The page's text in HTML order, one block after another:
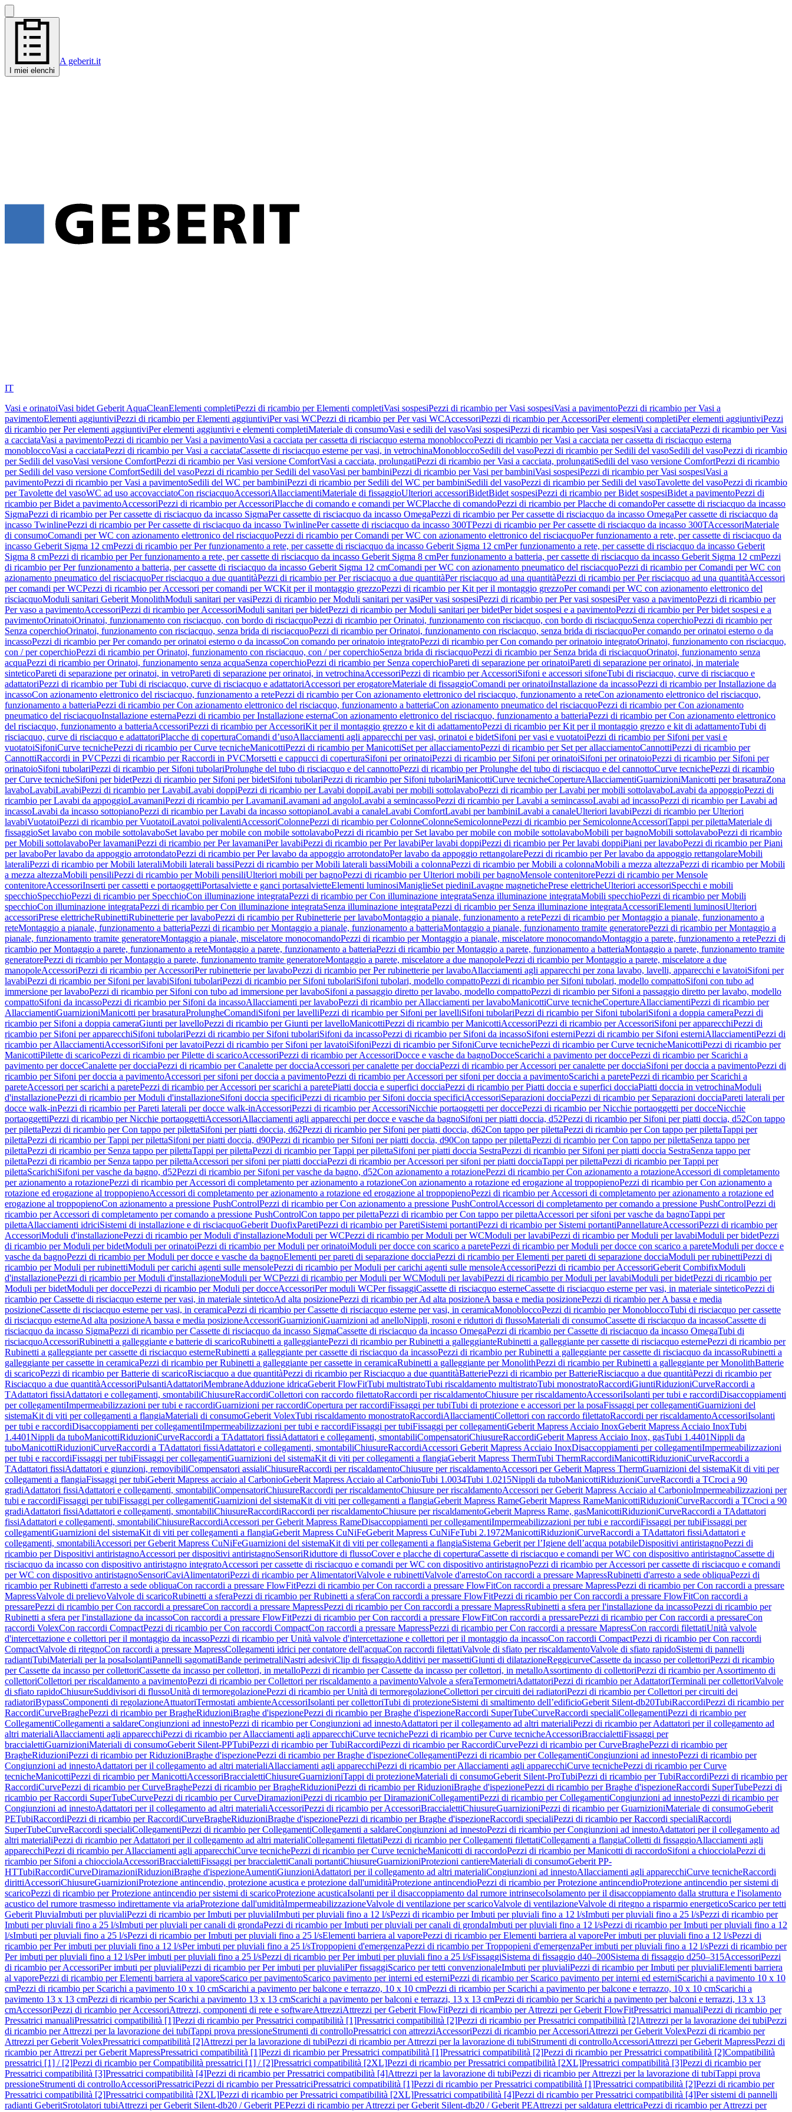
I miei elenchi
A geberit.it
IT
Vasi e orinatoiVasi bidet Geberit AquaCleanElementi completiPezzi di ricambio per Elementi completiVasi sospesiPezzi di ricambio per Vasi sospesiVasi a pavimentoPezzi di ricambio per Vasi a
pavimentoElementi aggiuntiviPezzi di ricambio per Elementi aggiuntiviPer vasi WCPezzi di ricambio per Per vasi WCAccessoriPezzi di ricambio per AccessoriPer elementi completiPer elementi aggiuntiviPezzi
di ricambio per Per elementi aggiuntiviPer elementi aggiuntivi e elementi completiMateriale di consumoVasi e sedili del vasoVasi sospesiPezzi di ricambio per Vasi sospesiVasi a cacciataPezzi di ricambio per Vasi
a cacciataVasi a pavimentoPezzi di ricambio per Vasi a pavimentoVasi a cacciata per cassetta di risciacquo esterna monobloccoPezzi di ricambio per Vasi a cacciata per cassetta di risciacquo esterna
monobloccoVasi a cacciataPezzi di ricambio per Vasi a cacciataCassette di risciacquo esterne per vasi, in vetrochinaMonobloccoSedili del vasoPezzi di ricambio per Sedili del vasoSedili del vasoPezzi di ricambio
per Sedili del vasoVasi versione ComfortPezzi di ricambio per Vasi versione ComfortVasi a cacciata, prolungatiPezzi di ricambio per Vasi a cacciata, prolungatiSedili del vaso versione ComfortPezzi di ricambio
per Sedili del vaso versione ComfortSedili del vasoPezzi di ricambio per Sedili del vasoVasi per bambiniPezzi di ricambio per Vasi per bambiniVasi sospesiPezzi di ricambio per Vasi sospesiVasi a
pavimentoPezzi di ricambio per Vasi a pavimentoSedili del WC per bambiniPezzi di ricambio per Sedili del WC per bambiniSedili del vasoPezzi di ricambio per Sedili del vasoTavolette del vasoPezzi di ricambio
per Tavolette del vasoWC ad uso accovacciatoCon risciacquoAccessoriAllacciamentiMateriale di fissaggioUlteriori accessoriBidetBidet sospesiPezzi di ricambio per Bidet sospesiBidet a pavimentoPezzi di
ricambio per Bidet a pavimentoAccessoriPezzi di ricambio per AccessoriPlacche di comando e comandi per WCPlacche di comandoPezzi di ricambio per Placche di comandoPer cassette di risciacquo da incasso
SigmaPezzi di ricambio per Per cassette di risciacquo da incasso SigmaPer cassette di risciacquo da incasso OmegaPezzi di ricambio per Per cassette di risciacquo da incasso OmegaPer cassette di risciacquo da
incasso TwinlinePezzi di ricambio per Per cassette di risciacquo da incasso TwinlinePer cassette di risciacquo da incasso 300TPezzi di ricambio per Per cassette di risciacquo da incasso 300TAccessoriMateriale
di consumoComandi per WC con azionamento elettronico del risciacquoPezzi di ricambio per Comandi per WC con azionamento elettronico del risciacquoPer funzionamento a rete, per cassette di risciacquo da
incasso Geberit Sigma 12 cmPezzi di ricambio per Per funzionamento a rete, per cassette di risciacquo da incasso Geberit Sigma 12 cmPer funzionamento a rete, per cassette di risciacquo da incasso Geberit
Sigma 8 cmPezzi di ricambio per Per funzionamento a rete, per cassette di risciacquo da incasso Geberit Sigma 8 cmPer funzionamento a batteria, per cassette di risciacquo da incasso Geberit Sigma 12 cmPezzi
di ricambio per Per funzionamento a batteria, per cassette di risciacquo da incasso Geberit Sigma 12 cmComandi per WC con azionamento pneumatico del risciacquoPezzi di ricambio per Comandi per WC con
azionamento pneumatico del risciacquoPer risciacquo a due quantitàPezzi di ricambio per Per risciacquo a due quantitàPer risciacquo ad una quantitàPezzi di ricambio per Per risciacquo ad una quantitàAccessori
per comandi per WCPezzi di ricambio per Accessori per comandi per WCKit per il montaggio grezzoPezzi di ricambio per Kit per il montaggio grezzoPer comandi per WC con azionamento elettronico del
risciacquoModuli sanitari Geberit MonolithModuli sanitari per vasiPezzi di ricambio per Moduli sanitari per vasiPer vasi sospesiPezzi di ricambio per Per vasi sospesiPer vaso a pavimentoPezzi di ricambio per
Per vaso a pavimentoAccessoriPezzi di ricambio per AccessoriModuli sanitari per bidetPezzi di ricambio per Moduli sanitari per bidetPer bidet sospesi e a pavimentoPezzi di ricambio per Per bidet sospesi e a
pavimentoOrinatoiOrinatoi, funzionamento con risciacquo, con bordo di risciacquoPezzi di ricambio per Orinatoi, funzionamento con risciacquo, con bordo di risciacquoSenza coperchioPezzi di ricambio per
Senza coperchioOrinatoi, funzionamento con risciacquo, senza brida di risciacquoPezzi di ricambio per Orinatoi, funzionamento con risciacquo, senza brida di risciacquoPer comando per orinatoi esterno o da
incassoPezzi di ricambio per Per comando per orinatoi esterno o da incassoCon comando per orinatoio integratoPezzi di ricambio per Con comando per orinatoio integratoOrinatoi, funzionamento con risciacquo,
con / per coperchioPezzi di ricambio per Orinatoi, funzionamento con risciacquo, con / per coperchioSenza brida di risciacquoPezzi di ricambio per Senza brida di risciacquoOrinatoi, funzionamento senza
acquaPezzi di ricambio per Orinatoi, funzionamento senza acquaSenza coperchioPezzi di ricambio per Senza coperchioPareti di separazione per orinatoiPareti di separazione per orinatoi, in materiale
sinteticoPareti di separazione per orinatoi, in vetroPareti di separazione per orinatoi, in vetrochinaAccessoriPezzi di ricambio per AccessoriSifoni e accessori sifoneTubi di risciacquo, curve di risciacquo e
adattatoriPezzi di ricambio per Tubi di risciacquo, curve di risciacquo e adattatoriAccessori per erogatoreMateriale di fissaggioComandi per orinatoiInstallazione da incassoPezzi di ricambio per Installazione da
incassoCon azionamento elettronico del risciacquo, funzionamento a retePezzi di ricambio per Con azionamento elettronico del risciacquo, funzionamento a reteCon azionamento elettronico del risciacquo,
funzionamento a batteriaPezzi di ricambio per Con azionamento elettronico del risciacquo, funzionamento a batteriaCon azionamento pneumatico del risciacquoPezzi di ricambio per Con azionamento
pneumatico del risciacquoInstallazione esternaPezzi di ricambio per Installazione esternaCon azionamento elettronico del risciacquo, funzionamento a batteriaPezzi di ricambio per Con azionamento elettronico
del risciacquo, funzionamento a batteriaAccessoriPezzi di ricambio per AccessoriKit per il montaggio grezzo e kit di adattamentoPezzi di ricambio per Kit per il montaggio grezzo e kit di adattamentoTubi di
risciacquo, curve di risciacquo e adattatoriPlacche di coperturaComandi d’usoAllacciamenti agli apparecchi per vasi, orinatoi e bidetSifoni per vasi e vuotatoiPezzi di ricambio per Sifoni per vasi e
vuotatoiSifoniCurve tecnichePezzi di ricambio per Curve tecnicheManicottiPezzi di ricambio per ManicottiSet per allacciamentoPezzi di ricambio per Set per allacciamentoCannottiPezzi di ricambio per
CannottiRaccordi in PVCPezzi di ricambio per Raccordi in PVCMorsetti e cappucci di coperturaSifoni per orinatoiPezzi di ricambio per Sifoni per orinatoiSifoni per orinatoioPezzi di ricambio per Sifoni per
orinatoioSifoni tubolariPezzi di ricambio per Sifoni tubolariProlunghe del tubo di risciacquo e del cannottoPezzi di ricambio per Prolunghe del tubo di risciacquo e del cannottoCurve tecnichePezzi di ricambio
per Curve tecnicheSifoni per bidetPezzi di ricambio per Sifoni per bidetSifoni tubolariPezzi di ricambio per Sifoni tubolariManicottiCurve tecnicheCopertureAllacciamentiGuarnizioniManicotti per brasaturaZona
lavaboLavabiLavabiPezzi di ricambio per LavabiLavabi doppiPezzi di ricambio per Lavabi doppiLavabi per mobili sottolavaboPezzi di ricambio per Lavabi per mobili sottolavaboLavabi da appoggioPezzi di
ricambio per Lavabi da appoggioLavamaniPezzi di ricambio per LavamaniLavamani ad angoloLavabi a semincassoPezzi di ricambio per Lavabi a semincassoLavabi ad incassoPezzi di ricambio per Lavabi ad
incassoLavabi da incasso sottopianoPezzi di ricambio per Lavabi da incasso sottopianoLavabi a canaleLavabi ComfortLavabi per bambiniLavabi a canaleUlteriori lavabiPezzi di ricambio per Ulteriori
lavabiVuotatoiPezzi di ricambio per VuotatoiLavatoi polivalentiAccessoriColonnePezzi di ricambio per ColonneColonneSemicolonnePezzi di ricambio per SemicolonneAccessoriTappi per pilettaMateriale di
fissaggioSet lavabo con mobile sottolavaboSet lavabo per mobile con mobile sottolavaboPezzi di ricambio per Set lavabo per mobile con mobile sottolavaboMobili per bagnoMobili sottolavaboPezzi di ricambio
per Mobili sottolavaboPer lavamaniPezzi di ricambio per Per lavamaniPer lavabiPezzi di ricambio per Per lavabiPer lavabi doppiPezzi di ricambio per Per lavabi doppiPiani per lavaboPezzi di ricambio per Piani
per lavaboPer lavabo da appoggio arrotondatoPezzi di ricambio per Per lavabo da appoggio arrotondatoPer lavabo da appoggio rettangolarePezzi di ricambio per Per lavabo da appoggio rettangolareMobili
lateraliPezzi di ricambio per Mobili lateraliMobili laterali bassiPezzi di ricambio per Mobili laterali bassiMobili a colonnaPezzi di ricambio per Mobili a colonnaMobili a mezza altezzaPezzi di ricambio per Mobili
a mezza altezzaMobili pensiliPezzi di ricambio per Mobili pensiliUlteriori mobili per bagnoPezzi di ricambio per Ulteriori mobili per bagnoMensole contenitorePezzi di ricambio per Mensole
contenitoreAccessoriInserti per cassetti e portaoggettiPortasalviette e ganci portasalvietteElementi luminosiManiglieSet piediniLavagne magnetichePrese elettricheUlteriori accessoriSpecchi e mobili
specchioSpecchioPezzi di ricambio per SpecchioCon illuminazione integrataPezzi di ricambio per Con illuminazione integrataSenza illuminazione integrataMobili specchioPezzi di ricambio per Mobili
specchioCon illuminazione integrataPezzi di ricambio per Con illuminazione integrataSenza illuminazione integrataPezzi di ricambio per Senza illuminazione integrataAccessoriElementi luminosiUlteriori
accessoriPrese elettricheRubinettiRubinetterie per lavaboPezzi di ricambio per Rubinetterie per lavaboMontaggio a pianale, funzionamento a retePezzi di ricambio per Montaggio a pianale, funzionamento a
reteMontaggio a pianale, funzionamento a batteriaPezzi di ricambio per Montaggio a pianale, funzionamento a batteriaMontaggio a pianale, funzionamento tramite generatorePezzi di ricambio per Montaggio a
pianale, funzionamento tramite generatoreMontaggio a pianale, miscelatore monocomandoPezzi di ricambio per Montaggio a pianale, miscelatore monocomandoMontaggio a parete, funzionamento a retePezzi di
ricambio per Montaggio a parete, funzionamento a reteMontaggio a parete, funzionamento a batteriaPezzi di ricambio per Montaggio a parete, funzionamento a batteriaMontaggio a parete, funzionamento tramite
generatorePezzi di ricambio per Montaggio a parete, funzionamento tramite generatoreMontaggio a parete, miscelatore a due manopolePezzi di ricambio per Montaggio a parete, miscelatore a due
manopoleAccessoriPezzi di ricambio per AccessoriPer rubinetterie per lavaboPezzi di ricambio per Per rubinetterie per lavaboAllacciamenti agli apparecchi per zona lavabo, lavelli, apparecchi e lavatoiSifoni per
lavabiPezzi di ricambio per Sifoni per lavabiSifoni tubolariPezzi di ricambio per Sifoni tubolariSifoni tubolari, modello compattoPezzi di ricambio per Sifoni tubolari, modello compattoSifoni con tubo ad
immersione per lavaboPezzi di ricambio per Sifoni con tubo ad immersione per lavaboSifoni a passaggio diretto per lavabo, modello compattoPezzi di ricambio per Sifoni a passaggio diretto per lavabo, modello
compattoSifoni da incassoPezzi di ricambio per Sifoni da incassoAllacciamenti per lavaboPezzi di ricambio per Allacciamenti per lavaboManicottiCurve tecnicheCopertureAllacciamentiPezzi di ricambio per
AllacciamentiGuarnizioniManicotti per brasaturaProlungheComandiSifoni per lavelliPezzi di ricambio per Sifoni per lavelliSifoni tubolariPezzi di ricambio per Sifoni tubolariSifoni a doppia cameraPezzi di
ricambio per Sifoni a doppia cameraGiunti per lavelloPezzi di ricambio per Giunti per lavelloManicottiPezzi di ricambio per ManicottiAccessoriPezzi di ricambio per AccessoriSifoni per apparecchiPezzi di
ricambio per Sifoni per apparecchiSifoni tubolariPezzi di ricambio per Sifoni tubolariSifoni da incassoPezzi di ricambio per Sifoni da incassoSifoni esterniPezzi di ricambio per Sifoni esterniAllacciamentiPezzi di
ricambio per AllacciamentiAccessoriSifoni per lavatoiPezzi di ricambio per Sifoni per lavatoiSifoniPezzi di ricambio per SifoniCurve tecnichePezzi di ricambio per Curve tecnicheManicottiPezzi di ricambio per
ManicottiPilette di scaricoPezzi di ricambio per Pilette di scaricoAccessoriPezzi di ricambio per AccessoriDocce e vasche da bagnoDocceScarichi a pavimento per doccePezzi di ricambio per Scarichi a
pavimento per docceCanalette per docciaPezzi di ricambio per Canalette per docciaAccessori per canalette per docciaPezzi di ricambio per Accessori per canalette per docciaSifoni per doccia a pavimentoPezzi di
ricambio per Sifoni per doccia a pavimentoAccessori per sifoni per doccia a pavimentoPezzi di ricambio per Accessori per sifoni per doccia a pavimentoScarichi a paretePezzi di ricambio per Scarichi a
pareteAccessori per scarichi a paretePezzi di ricambio per Accessori per scarichi a paretePiatti doccia e superfici docciaPezzi di ricambio per Piatti doccia e superfici docciaPiatti doccia in vetrochinaModuli
d'installazionePezzi di ricambio per Moduli d'installazioneSifoni doccia specificiPezzi di ricambio per Sifoni doccia specificiAccessoriSeparazioni docciaPezzi di ricambio per Separazioni docciaPareti laterali per
docce walk-inPezzi di ricambio per Pareti laterali per docce walk-inAccessoriPezzi di ricambio per AccessoriNicchie portaoggetti per doccePezzi di ricambio per Nicchie portaoggetti per docceNicchie
portaoggettiPezzi di ricambio per Nicchie portaoggettiAccessoriAllacciamenti agli apparecchi per docce e vasche da bagnoSifoni per piatti doccia, d52Pezzi di ricambio per Sifoni per piatti doccia, d52Con tappo
per pilettaPezzi di ricambio per Con tappo per pilettaSifoni per piatti doccia, d62Pezzi di ricambio per Sifoni per piatti doccia, d62Con tappo per pilettaPezzi di ricambio per Con tappo per pilettaTappi per
pilettaPezzi di ricambio per Tappi per pilettaSifoni per piatti doccia, d90Pezzi di ricambio per Sifoni per piatti doccia, d90Con tappo per pilettaPezzi di ricambio per Con tappo per pilettaSenza tappo per
pilettaPezzi di ricambio per Senza tappo per pilettaTappi per pilettaPezzi di ricambio per Tappi per pilettaSifoni per piatti doccia SestraPezzi di ricambio per Sifoni per piatti doccia SestraSenza tappo per
pilettaPezzi di ricambio per Senza tappo per pilettaAccessori per sifoni per piatti docciaPezzi di ricambio per Accessori per sifoni per piatti docciaTappi per pilettaPezzi di ricambio per Tappi per
pilettaScarichiSifoni per vasche da bagno, d52Pezzi di ricambio per Sifoni per vasche da bagno, d52Con azionamento a rotazionePezzi di ricambio per Con azionamento a rotazioneAccessori di completamento
per azionamento a rotazionePezzi di ricambio per Accessori di completamento per azionamento a rotazioneCon azionamento a rotazione ed erogazione al troppopienoPezzi di ricambio per Con azionamento a
rotazione ed erogazione al troppopienoAccessori di completamento per azionamento a rotazione ed erogazione al troppopienoPezzi di ricambio per Accessori di completamento per azionamento a rotazione ed
erogazione al troppopienoCon azionamento a pressione PushControlPezzi di ricambio per Con azionamento a pressione PushControlAccessori di completamento per comando a pressione PushControlPezzi di
ricambio per Accessori di completamento per comando a pressione PushControlCon tappo per pilettaPezzi di ricambio per Con tappo per pilettaAccessori per sifoni per vasche da bagnoTappi per
pilettaAllacciamenti idriciSistemi di installazione e di risciacquoGeberit DuofixParetiPezzi di ricambio per ParetiSistemi portantiPezzi di ricambio per Sistemi portantiPannellatureAccessoriPezzi di ricambio per
AccessoriModuli d'installazionePezzi di ricambio per Moduli d'installazioneModuli per WCPezzi di ricambio per Moduli per WCModuli per lavabiPezzi di ricambio per Moduli per lavabiModuli per bidetPezzi
di ricambio per Moduli per bidetModuli per orinatoiPezzi di ricambio per Moduli per orinatoiModuli per docce con scarico a paretePezzi di ricambio per Moduli per docce con scarico a pareteModuli per docce e
vasche da bagnoPezzi di ricambio per Moduli per docce e vasche da bagnoElementi per pareti di separazione docciaPezzi di ricambio per Elementi per pareti di separazione docciaModuli per rubinettiPezzi di
ricambio per Moduli per rubinettiModuli per carichi agenti sulle mensolePezzi di ricambio per Moduli per carichi agenti sulle mensoleAccessoriPezzi di ricambio per AccessoriGeberit CombifixModuli
d'installazionePezzi di ricambio per Moduli d'installazioneModuli per WCPezzi di ricambio per Moduli per WCModuli per lavabiPezzi di ricambio per Moduli per lavabiModuli per bidetPezzi di ricambio per
Moduli per bidetModuli per doccePezzi di ricambio per Moduli per docceAccessoriPer moduli WCPer fissaggiCassette di risciacquo esterneCassette di risciacquo esterne per vasi, in materiale sinteticoPezzi di
ricambio per Cassette di risciacquo esterne per vasi, in materiale sinteticoAd alta posizionePezzi di ricambio per Ad alta posizioneA bassa e media posizionePezzi di ricambio per A bassa e media
posizioneCassette di risciacquo esterne per vasi, in ceramicaPezzi di ricambio per Cassette di risciacquo esterne per vasi, in ceramicaMonobloccoPezzi di ricambio per MonobloccoTubi di risciacquo per cassette
di risciacquo esterneAd alta posizioneA bassa e media posizioneAccessoriGuarnizioniGuarnizioni ad anelloNippli, rosoni e riduttori di flussoMateriali di consumoCassette di risciacquo da incassoCassette di
risciacquo da incasso SigmaPezzi di ricambio per Cassette di risciacquo da incasso SigmaCassette di risciacquo da incasso OmegaPezzi di ricambio per Cassette di risciacquo da incasso OmegaTubi di
risciacquoAccessoriRubinetti a galleggiante e batterie di scaricoRubinetti a galleggiantePezzi di ricambio per Rubinetti a galleggianteRubinetti a galleggiante per cassette di risciacquo esternePezzi di ricambio per
Rubinetti a galleggiante per cassette di risciacquo esterneRubinetti a galleggiante per cassette di risciacquo da incassoPezzi di ricambio per Rubinetti a galleggiante per cassette di risciacquo da incassoRubinetti a
galleggiante per cassette in ceramicaPezzi di ricambio per Rubinetti a galleggiante per cassette in ceramicaRubinetti a galleggiante per MonolithPezzi di ricambio per Rubinetti a galleggiante per MonolithBatterie
di scaricoPezzi di ricambio per Batterie di scaricoRisciacquo a due quantitàPezzi di ricambio per Risciacquo a due quantitàBatteriePezzi di ricambio per BatterieRisciacquo a due quantitàPezzi di ricambio per
Risciacquo a due quantitàAccessoriPulsantiAdattatoriMembraneAdduzione idricaGeberit FlowFitTubi multistratoTubi riscaldamento multistratoTubi monostratoRaccordiGiuntiRiduzioniCurveRaccordi a
TAdattatori fissiAdattatori e collegamenti, smontabiliChiusureRaccordiCollettori con raccordo filettatoRaccordi per riscaldamentoChiusure per riscaldamentoAccessoriIsolanti per tubi e raccordiDisaccoppiamenti
per collegamentiImpermeabilizzazioni per tubi e raccordiGuarnizioni per raccordiCopertura per raccordiFissaggi per tubiTubi di protezione e accessori per la posaFissaggi per collegamentiGuarnizioni del
sistemaKit di viti per collegamenti a flangiaMateriali di consumoGeberit VolexTubi riscaldamento monostratoRaccordiAllacciamentiCollettori con raccordo filettatoRaccordi per riscaldamentoAccessoriIsolanti
per tubi e raccordiDisaccoppiamenti per collegamentiImpermeabilizzazioni per tubi e raccordiFissaggi per tubiFissaggi per collegamentiGeberit Mapress Acciaio InoxGeberit Mapress Acciaio InoxTubi
1.4401Nippli da tuboManicottiRiduzioniCurveRaccordi a TAdattatori fissiAdattatori e collegamenti, smontabiliCompensatoriChiusureRaccordiGeberit Mapress Acciaio Inox, gasTubi 1.4401Nippli da
tuboManicottiRiduzioniCurveRaccordi a TAdattatori fissiAdattatori e collegamenti, smontabiliChiusureRaccordiAccessori Geberit Mapress Acciaio InoxDisaccoppiamenti per collegamentiImpermeabilizzazioni
per tubi e raccordiFissaggi per tubiFissaggi per collegamentiGuarnizioni del sistemaKit di viti per collegamenti a flangiaGeberit Mapress ThermTubi ThermRaccordiManicottiRiduzioniCurveRaccordi a
TAdattatori fissiAdattatori e giunzioni, removibiliCompensatori assialiChiusureRaccordi per riscaldamentoChiusure per riscaldamentoAccessori per Geberit Mapress ThermGuarnizioni del sistemaKit di viti per
collegamenti a flangiaFissaggi per tubiGeberit Mapress acciaio al CarbonioGeberit Mapress Acciaio al CarbonioTubi 1.0034Tubi 1.0215Nippli da tuboManicottiRiduzioniCurveRaccordi a TCroci a 90
gradiAdattatori fissiAdattatori e collegamenti, smontabiliCompensatoriChiusureRaccordi per riscaldamentoChiusure per riscaldamentoAccessori per Geberit Mapress Acciaio al CarbonioImpermeabilizzazioni per
tubi e raccordiFissaggi per tubiFissaggi per collegamentiGuarnizioni del sistemaKit di viti per collegamenti a flangiaGeberit Mapress RameGeberit Mapress RameManicottiRiduzioniCurveRaccordi a TCroci a 90
gradiAdattatori fissiAdattatori e collegamenti, smontabiliChiusureRaccordiRaccordi per riscaldamentoChiusure per riscaldamentoGeberit Mapress Rame, gasManicottiRiduzioniCurveRaccordi a TAdattatori
fissiAdattatori e collegamenti, smontabiliChiusureRaccordiAccessori per Geberit Mapress RameDisaccoppiamenti per collegamentiImpermeabilizzazioni per tubi e raccordiFissaggi per tubiFissaggi per
collegamentiGuarnizioni del sistemaKit di viti per collegamenti a flangiaGeberit Mapress CuNiFeGeberit Mapress CuNiFeTubi 2.1972ManicottiRiduzioniCurveRaccordi a TAdattatori fissiAdattatori e
collegamenti, smontabiliAccessori per Geberit Mapress CuNiFeGuarnizioni del sistemaKit di viti per collegamenti a flangiaSistema Geberit per l’Igiene dell’acqua potabileDispositivi antiristagnoPezzi di
ricambio per Dispositivi antiristagnoAccessori per dispositivi antiristagnoSensoriRiduttore di flussoCover e placche di coperturaCassette di risciacquo e comandi per WC con dispositivo antiristagnoCassette di
risciacquo da incasso con dispositivo antiristagno integratoAccessori per cassette di risciacquo e comandi per WC con dispositivo antiristagnoPezzi di ricambio per Accessori per cassette di risciacquo e comandi
per WC con dispositivo antiristagnoSensoriCaviAlimentatoriPezzi di ricambio per AlimentatoriValvole e rubinettiValvole d'arrestoCon raccordi a pressare MapressRubinetti d'arresto a sede obliquaPezzi di
ricambio per Rubinetti d'arresto a sede obliquaCon raccordi a pressare FlowFitPezzi di ricambio per Con raccordi a pressare FlowFitCon raccordi a pressare MapressPezzi di ricambio per Con raccordi a pressare
MapressValvole di prelievoValvole di scaricoRubinetti a sferaPezzi di ricambio per Rubinetti a sferaCon raccordi a pressare FlowFitPezzi di ricambio per Con raccordi a pressare FlowFitCon raccordi a
pressarePezzi di ricambio per Con raccordi a pressareCon raccordi a pressare MapressPezzi di ricambio per Con raccordi a pressare MapressRubinetti a sfera per l'installazione da incassoPezzi di ricambio per
Rubinetti a sfera per l'installazione da incassoCon raccordi a pressare FlowFitPezzi di ricambio per Con raccordi a pressare FlowFitCon raccordi a pressarePezzi di ricambio per Con raccordi a pressareCon
raccordi VolexCon raccordi CompactPezzi di ricambio per Con raccordi CompactCon raccordi a pressare MapressPezzi di ricambio per Con raccordi a pressare MapressCon raccordi filettatiUnità valvole
d'intercettazione e collettori per il montaggio da incassoPezzi di ricambio per Unità valvole d'intercettazione e collettori per il montaggio da incassoCon raccordi CompactPezzi di ricambio per Con raccordi
CompactValvole di ritegnoCon raccordi a pressare MapressCollegamenti idrici per contatore dell'acquaCon raccordi filettatiValvole di sfiato per riscaldamentoValvole di sfiato rapidoSistemi di pannelli
radiantiTubiMateriali per la posaIsolantiPannelli sagomatiBande perimetraliNastri adesiviClip di fissaggioAdditivi per massettiGiunti di dilatazioneReggicurveCassette da incasso per collettoriPezzi di ricambio
per Cassette da incasso per collettoriCassette da incasso per collettori, in metalloPezzi di ricambio per Cassette da incasso per collettori, in metalloAssortimento di collettoriPezzi di ricambio per Assortimento di
collettoriCollettori per riscaldamento a pavimentoPezzi di ricambio per Collettori per riscaldamento a pavimentoValvole a sferaTermometriAdattatoriPezzi di ricambio per AdattatoriTerminali per collettoriValvole
di sfiato rapidoChiusureSuddivisori di flussoUnità di termoregolazionePezzi di ricambio per Unità di termoregolazioneCollettori per circuiti dei radiatoriPezzi di ricambio per Collettori per circuiti dei
radiatoriBypassComponenti di regolazioneAttuatoriTermostati ambienteAccessoriIsolanti per collettoriTubi di protezioneSistemi di smaltimento dell’edificioGeberit Silent-db20TubiRaccordiPezzi di ricambio per
RaccordiCurveBraghePezzi di ricambio per BragheRiduzioniBraghe d'ispezionePezzi di ricambio per Braghe d'ispezioneRaccordi SuperTubeCurveRaccordi specialiCollegamentiPezzi di ricambio per
CollegamentiCollegamenti a saldareCongiunzioni ad innestoPezzi di ricambio per Congiunzioni ad innestoAdattatori per il collegamento ad altri materialiPezzi di ricambio per Adattatori per il collegamento ad
altri materialiAllacciamenti agli apparecchiPezzi di ricambio per Allacciamenti agli apparecchiCurve tecnichePezzi di ricambio per Curve tecnicheAccessoriBraccialettiFissaggi per
braccialettiGuarnizioniMateriali di consumoGeberit Silent-PPTubiPezzi di ricambio per TubiRaccordiPezzi di ricambio per RaccordiCurvePezzi di ricambio per CurveBraghePezzi di ricambio per
BragheRiduzioniPezzi di ricambio per RiduzioniBraghe d'ispezionePezzi di ricambio per Braghe d'ispezioneCollegamentiPezzi di ricambio per CollegamentiCongiunzioni ad innestoPezzi di ricambio per
Congiunzioni ad innestoAdattatori per il collegamento ad altri materialiAllacciamenti agli apparecchiPezzi di ricambio per Allacciamenti agli apparecchiCurve tecnichePezzi di ricambio per Curve
tecnicheManicottiPezzi di ricambio per ManicottiAccessoriBraccialettiChiusureGuarnizioniTappi di protezioneMateriali di consumoGeberit Silent-ProTubiPezzi di ricambio per TubiRaccordiPezzi di ricambio per
RaccordiCurvePezzi di ricambio per CurveBraghePezzi di ricambio per BragheRiduzioniPezzi di ricambio per RiduzioniBraghe d'ispezionePezzi di ricambio per Braghe d'ispezioneRaccordi SuperTubePezzi di
ricambio per Raccordi SuperTubeCurvePezzi di ricambio per CurveDiramazioniPezzi di ricambio per DiramazioniCollegamentiPezzi di ricambio per CollegamentiCongiunzioni ad innestoPezzi di ricambio per
Congiunzioni ad innestoAdattatori per il collegamento ad altri materialiAccessoriPezzi di ricambio per AccessoriBraccialettiChiusureGuarnizioniPezzi di ricambio per GuarnizioniMateriale di consumoGeberit
PETubiRaccordiPezzi di ricambio per RaccordiCurveBragheRiduzioniBraghe d'ispezionePezzi di ricambio per Braghe d'ispezioneRaccordi specialiPezzi di ricambio per Raccordi specialiRaccordi
SuperTubeCurveRaccordi specialiCollegamentiPezzi di ricambio per CollegamentiCollegamenti a saldareCongiunzioni ad innestoPezzi di ricambio per Congiunzioni ad innestoAdattatori per il collegamento ad
altri materialiPezzi di ricambio per Adattatori per il collegamento ad altri materialiCollegamenti filettatiPezzi di ricambio per Collegamenti filettatiCollegamenti a flangiaColletti di fissaggioAllacciamenti agli
apparecchiPezzi di ricambio per Allacciamenti agli apparecchiCurve tecnichePezzi di ricambio per Curve tecnicheManicotti di raccordoPezzi di ricambio per Manicotti di raccordoSifoni a chiocciolaPezzi di
ricambio per Sifoni a chiocciolaAccessoriBraccialettiFissaggi per braccialettiCanali portantiChiusureGuarnizioniProtezioni cantiereMateriali di consumoGeberit PP-
HTTubiRaccordiCurveDiramazioniRiduzioniBraghe d'ispezioneAumentiGiunzioniAdattatori per il collegamento ad altri materialiCongiunzioni ad innestoAllacciamenti agli apparecchiCurve tecnicheRaccordi
dirittiAccessoriChiusureGuarnizioniProtezione antincendio, protezione acustica e protezione dall'umiditàProtezione antincendioPezzi di ricambio per Protezione antincendioProtezione antincendio per sistemi di
scaricoPezzi di ricambio per Protezione antincendio per sistemi di scaricoProtezione acusticaIsolanti per il disaccoppiamento dal rumore intrinsecoIsolamento per il disaccoppiamento dalla struttura e l'isolamento
acustico del rumore trasmesso indirettamente via ariaProtezione dall'umiditàImpermeabilizzazioneValvole di ventilazione per scaricoValvole di ventilazioneValvole di ritegno a risparmio energeticoScarico per tetti
Geberit PluviaImbuti per pluvialiPezzi di ricambio per Imbuti per pluvialiImbuti per pluviali fino a 12 l/sPezzi di ricambio per Imbuti per pluviali fino a 12 l/sImbuti per pluviali fino a 25 l/sPezzi di ricambio per
Imbuti per pluviali fino a 25 l/sImbuti per pluviali per canali di grondaPezzi di ricambio per Imbuti per pluviali per canali di grondaImbuti per pluviali fino a 12 l/sPezzi di ricambio per Imbuti per pluviali fino a 12
l/sImbuti per pluviali fino a 25 l/sPezzi di ricambio per Imbuti per pluviali fino a 25 l/sElementi barriera al vaporePezzi di ricambio per Elementi barriera al vaporePer imbuti per pluviali fino a 12 l/sPezzi di
ricambio per Per imbuti per pluviali fino a 12 l/sPer imbuti per pluviali fino a 25 l/sTroppopieni d'emergenzaPezzi di ricambio per Troppopieni d'emergenzaPer imbuti per pluviali fino a 12 l/sPezzi di ricambio per
Per imbuti per pluviali fino a 12 l/sPer imbuti per pluviali fino a 25 l/sPezzi di ricambio per Per imbuti per pluviali fino a 25 l/sFissaggiSistema di fissaggio d40–200Sistema di fissaggio d250–315AccessoriPezzi
di ricambio per AccessoriPer imbuti per pluvialiPezzi di ricambio per Per imbuti per pluvialiPer fissaggiScarico per tetti convenzionaleImbuti per pluvialiPezzi di ricambio per Imbuti per pluvialiElementi barriera
al vaporePezzi di ricambio per Elementi barriera al vaporeScarico per pavimentoScarico pavimento per interni ed esterniPezzi di ricambio per Scarico pavimento per interni ed esterniScarichi a pavimento 10 x 10
cmPezzi di ricambio per Scarichi a pavimento 10 x 10 cmScarichi a pavimento per balcone e terrazzo, 10 x 10 cmPezzi di ricambio per Scarichi a pavimento per balcone e terrazzo, 10 x 10 cmScarichi a
pavimento 13 x 13 cmPezzi di ricambio per Scarichi a pavimento 13 x 13 cmScarichi a pavimento per balconi e terrazzi, 13 x 13 cmPezzi di ricambio per Scarichi a pavimento per balconi e terrazzi, 13 x 13
cmAccessoriPezzi di ricambio per AccessoriAttrezzi, componenti di rete e softwareAttrezziAttrezzi per Geberit FlowFitPezzi di ricambio per Attrezzi per Geberit FlowFitPressatrici manualiPezzi di ricambio per
Pressatrici manualiPressatrici compatibilità [1]Pezzi di ricambio per Pressatrici compatibilità [1]Pressatrici compatibilità [2]Pezzi di ricambio per Pressatrici compatibilità [2]Attrezzi per la lavorazione dei tubiPezzi
di ricambio per Attrezzi per la lavorazione dei tubiTappi prova pressioneStrumenti di controlloPressatrici con attrezziAccessoriPezzi di ricambio per AccessoriAttrezzi per Geberit VolexPezzi di ricambio per
Attrezzi per Geberit VolexPressatrici compatibilità [2]Attrezzi per la lavorazione di tubiPezzi di ricambio per Attrezzi per la lavorazione di tubiStrumenti di controlloAccessoriAttrezzi per Geberit MapressPezzi di
ricambio per Attrezzi per Geberit MapressPressatrici compatibilità [1]Pezzi di ricambio per Pressatrici compatibilità [1]Pressatrici compatibilità [2]Pezzi di ricambio per Pressatrici compatibilità [2]Compatibilità
pressatrici [1] / [2]Pezzi di ricambio per Compatibilità pressatrici [1] / [2]Pressatrici compatibilità [2XL]Pezzi di ricambio per Pressatrici compatibilità [2XL]Pressatrici compatibilità [3]Pezzi di ricambio per
Pressatrici compatibilità [3]Pressatrici compatibilità [4]Pezzi di ricambio per Pressatrici compatibilità [4]Attrezzi per la lavorazione di tubiPezzi di ricambio per Attrezzi per la lavorazione di tubiTappi prova
pressioneStrumenti di controlloAccessoriPressatriciPezzi di ricambio per PressatriciPressatrici compatibilità [1]Pezzi di ricambio per Pressatrici compatibilità [1]Pressatrici compatibilità [2]Pezzi di ricambio per
Pressatrici compatibilità [2]Pressatrici compatibilità [2XL]Pezzi di ricambio per Pressatrici compatibilità [2XL]Pressatrici compatibilità [4]Pezzi di ricambio per Pressatrici compatibilità [4]Per sistemi di pannelli
radianti GeberitSrotolatori tubiAttrezzi per Geberit Silent-db20 / Geberit PEPezzi di ricambio per Attrezzi per Geberit Silent-db20 / Geberit PEAttrezzi per saldatura elettricaPezzi di ricambio per Attrezzi per